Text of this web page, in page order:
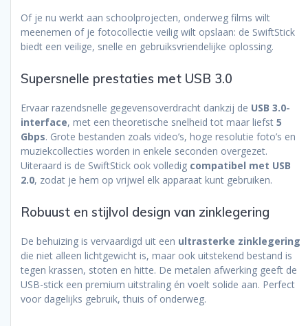
hoger
–
256GB
Of je nu werkt aan schoolprojecten, onderweg films wilt
meenemen of je fotocollectie veilig wilt opslaan: de SwiftStick
biedt een veilige, snelle en gebruiksvriendelijke oplossing.
Supersnelle prestaties met USB 3.0
Ervaar razendsnelle gegevensoverdracht dankzij de USB 3.0-
interface, met een theoretische snelheid tot maar liefst 5
Gbps. Grote bestanden zoals video’s, hoge resolutie foto’s en
muziekcollecties worden in enkele seconden overgezet.
Uiteraard is de SwiftStick ook volledig compatibel met USB
2.0, zodat je hem op vrijwel elk apparaat kunt gebruiken.
Robuust en stijlvol design van zinklegering
De behuizing is vervaardigd uit een ultrasterke zinklegering
die niet alleen lichtgewicht is, maar ook uitstekend bestand is
tegen krassen, stoten en hitte. De metalen afwerking geeft de
USB-stick een premium uitstraling én voelt solide aan. Perfect
voor dagelijks gebruik, thuis of onderweg.